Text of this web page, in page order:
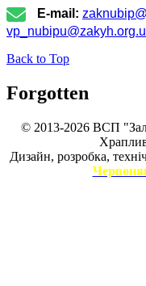
E-mail:
Back to Top
Forgotten
© 2013-2026 ВСП
Дизайн, розробка,